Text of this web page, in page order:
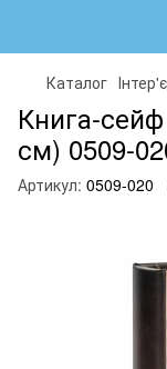
Каталог
Книга-
см) 0509-
Артикул: 0509-020